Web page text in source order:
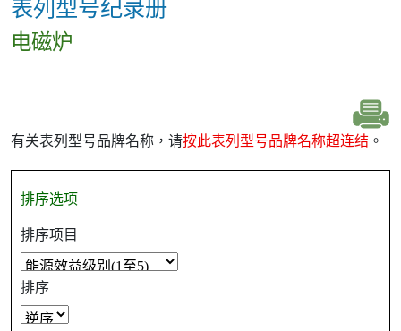
表列型号纪录册
电磁炉
有关表列型号品牌名称，请按此表列型号品牌名称超连结 。
排序选项
排序项目
排序